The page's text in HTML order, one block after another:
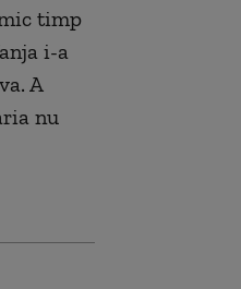
timp
i-a
A
nu